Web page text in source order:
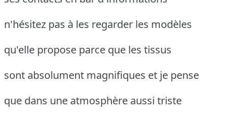
n'hésitez pas à les regarder les modèles
qu'elle propose parce que les tissus
sont absolument magnifiques et je pense
que dans une atmosphère aussi triste